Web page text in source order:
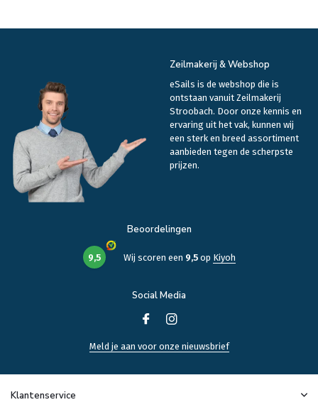
Zeilmakerij & Webshop
eSails is de webshop die is
ontstaan vanuit Zeilmakerij
Stroobach. Door onze kennis en
ervaring uit het vak, kunnen wij
een sterk en breed assortiment
aanbieden tegen de scherpste
prijzen.
Beoordelingen
9,5 Wij scoren een 9,5op Kiyoh
Social Media
Meld je aan voor onze nieuwsbrief
Klantenservice